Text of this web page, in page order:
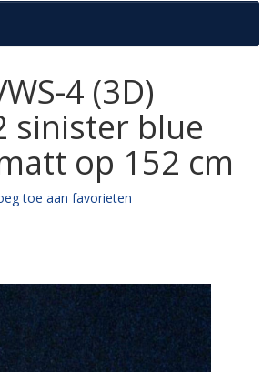
4 (3D)
sinister blue
op 152 cm
toe aan favorieten